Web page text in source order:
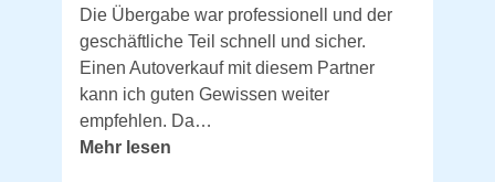
Die Übergabe war professionell und der
geschäftliche Teil schnell und sicher.
Einen Autoverkauf mit diesem Partner
kann ich guten Gewissen weiter
empfehlen. Da…
Mehr lesen